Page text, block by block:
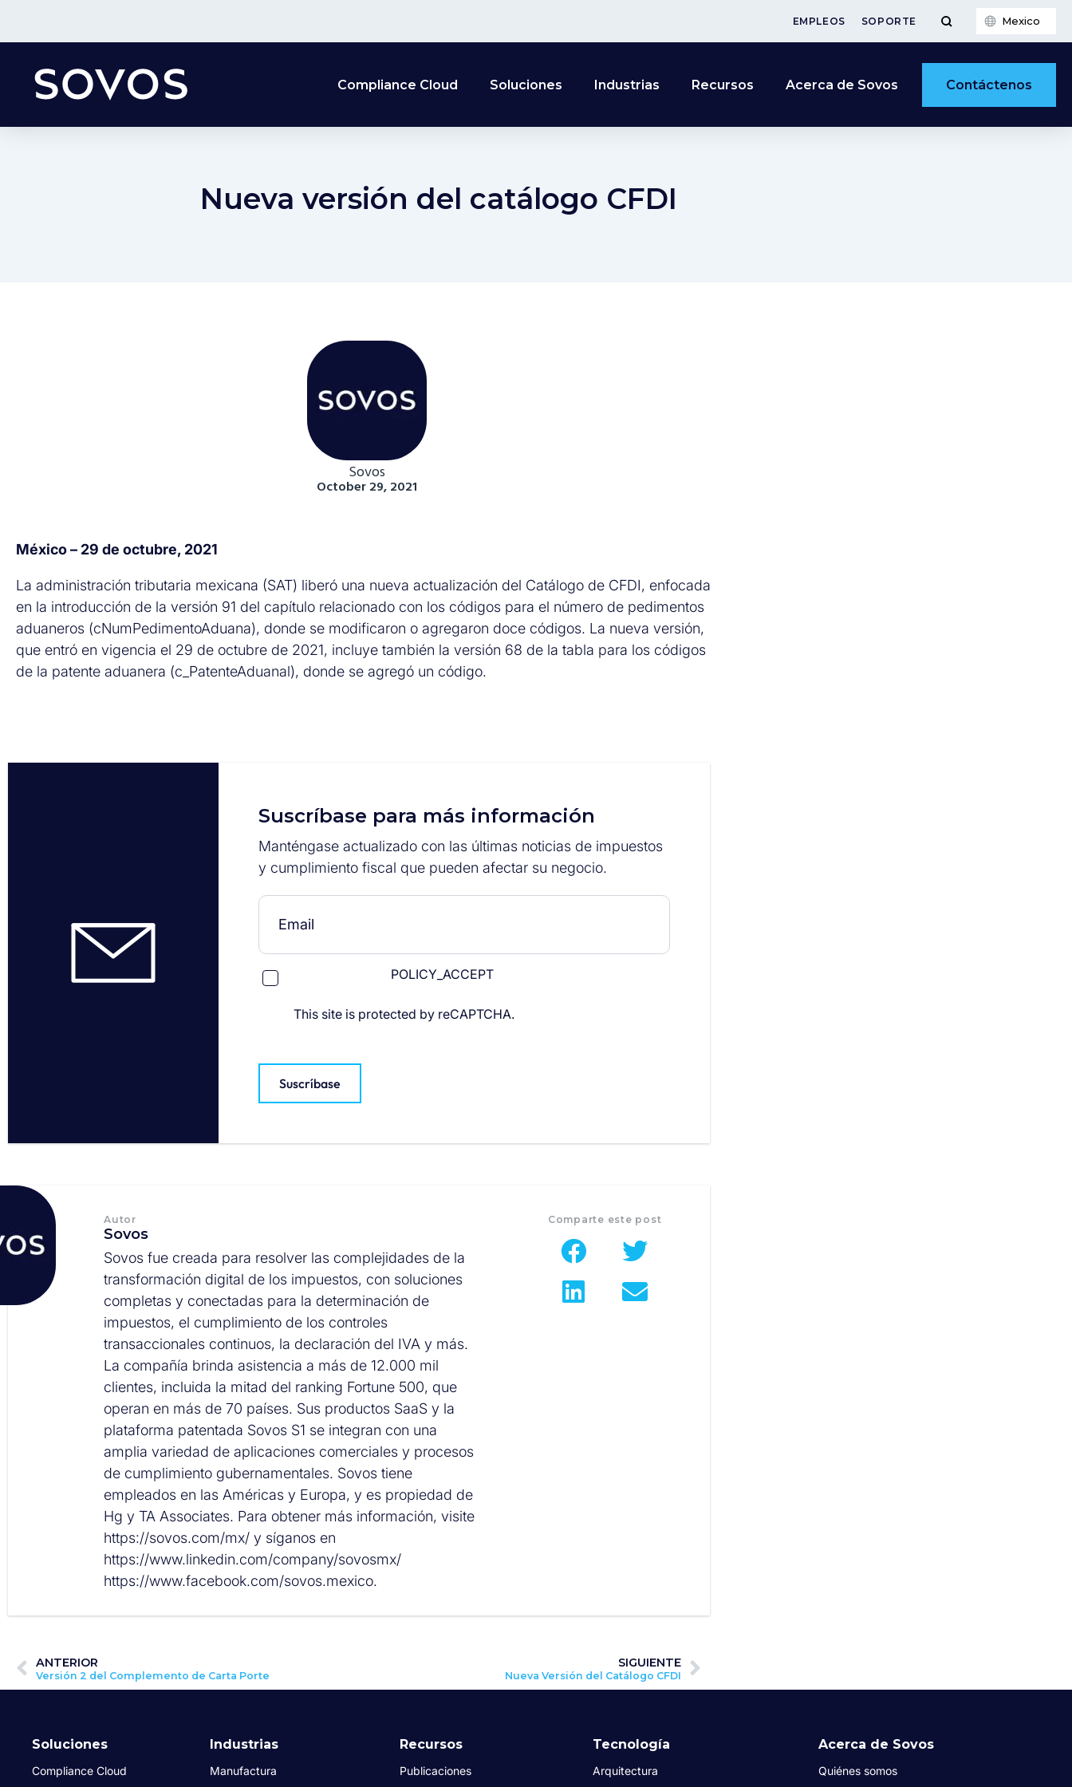
EMPLEOS SOPORTE Mexico
Compliance Cloud Soluciones Industrias Recursos Acerca de Sovos Contáctenos
Nueva versión del catálogo CFDI
Sovos
October 29, 2021
México – 29 de octubre, 2021
La administración tributaria mexicana (SAT) liberó una nueva actualización del Catálogo de CFDI, enfocada
en la introducción de la versión 91 del capítulo relacionado con los códigos para el número de pedimentos
aduaneros (cNumPedimentoAduana), donde se modificaron o agregaron doce códigos. La nueva versión,
que entró en vigencia el 29 de octubre de 2021, incluye también la versión 68 de la tabla para los códigos
de la patente aduanera (c_PatenteAduanal), donde se agregó un código.
Suscríbase para más información
Manténgase actualizado con las últimas noticias de impuestos
y cumplimiento fiscal que pueden afectar su negocio.
POLICY_ACCEPT
This site is protected by reCAPTCHA.
Suscríbase
Autor
Sovos
Sovos fue creada para resolver las complejidades de la
transformación digital de los impuestos, con soluciones
completas y conectadas para la determinación de
impuestos, el cumplimiento de los controles
transaccionales continuos, la declaración del IVA y más.
La compañía brinda asistencia a más de 12.000 mil
clientes, incluida la mitad del ranking Fortune 500, que
operan en más de 70 países. Sus productos SaaS y la
plataforma patentada Sovos S1 se integran con una
amplia variedad de aplicaciones comerciales y procesos
de cumplimiento gubernamentales. Sovos tiene
empleados en las Américas y Europa, y es propiedad de
Hg y TA Associates. Para obtener más información, visite
https://sovos.com/mx/ y síganos en
https://www.linkedin.com/company/sovosmx/
https://www.facebook.com/sovos.mexico.
Comparte este post
ANTERIOR
Versión 2 del Complemento de Carta Porte
SIGUIENTE
Nueva Versión del Catálogo CFDI
Soluciones
Compliance Cloud
Industrias
Manufactura
Recursos
Publicaciones
Tecnología
Arquitectura
Acerca de Sovos
Quiénes somos